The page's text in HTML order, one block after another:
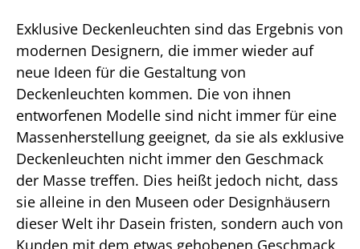
Exklusive Deckenleuchten sind das Ergebnis von
modernen Designern, die immer wieder auf
neue Ideen für die Gestaltung von
Deckenleuchten kommen. Die von ihnen
entworfenen Modelle sind nicht immer für eine
Massenherstellung geeignet, da sie als exklusive
Deckenleuchten nicht immer den Geschmack
der Masse treffen. Dies heißt jedoch nicht, dass
sie alleine in den Museen oder Designhäusern
dieser Welt ihr Dasein fristen, sondern auch von
Kunden mit dem etwas gehobenen Geschmack